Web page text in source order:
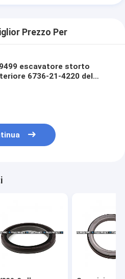
Prezzo Per
escavatore storto
6736-21-4220 del